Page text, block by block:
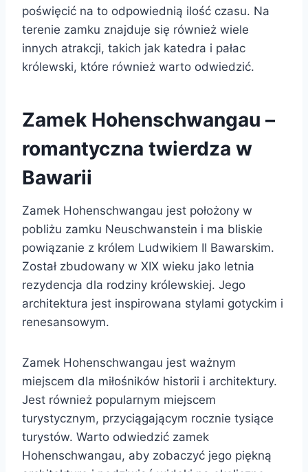
poświęcić na to odpowiednią ilość czasu. Na
terenie zamku znajduje się również wiele
innych atrakcji, takich jak katedra i pałac
królewski, które również warto odwiedzić.
Zamek Hohenschwangau –
romantyczna twierdza w
Bawarii
Zamek Hohenschwangau jest położony w
pobliżu zamku Neuschwanstein i ma bliskie
powiązanie z królem Ludwikiem II Bawarskim.
Został zbudowany w XIX wieku jako letnia
rezydencja dla rodziny królewskiej. Jego
architektura jest inspirowana stylami gotyckim i
renesansowym.
Zamek Hohenschwangau jest ważnym
miejscem dla miłośników historii i architektury.
Jest również popularnym miejscem
turystycznym, przyciągającym rocznie tysiące
turystów. Warto odwiedzić zamek
Hohenschwangau, aby zobaczyć jego piękną